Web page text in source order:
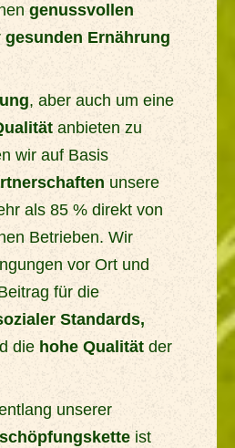
genussvollen
gesunden Ernährung
, aber auch um eine
anbieten zu
wir auf Basis
unsere
als 85 % direkt von
Betrieben. Wir
vor Ort und
für die
Standards,
die hohe Qualität der
unserer
ist